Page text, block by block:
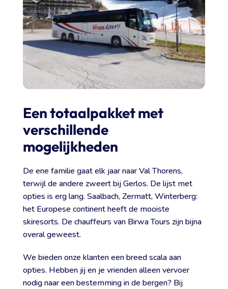
Een totaalpakket met
verschillende
mogelijkheden
De ene familie gaat elk jaar naar Val Thorens,
terwijl de andere zweert bij Gerlos. De lijst met
opties is erg lang. Saalbach, Zermatt, Winterberg:
het Europese continent heeft de mooiste
skiresorts. De chauffeurs van Birwa Tours zijn bijna
overal geweest.
We bieden onze klanten een breed scala aan
opties. Hebben jij en je vrienden alleen vervoer
nodig naar een bestemming in de bergen? Bij